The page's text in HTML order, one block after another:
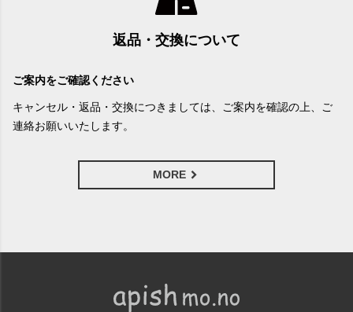
返品・交換について
ご案内をご確認ください
キャンセル・返品・交換につきましては、ご案内を確認の上、ご
連絡お願いいたします。
MORE